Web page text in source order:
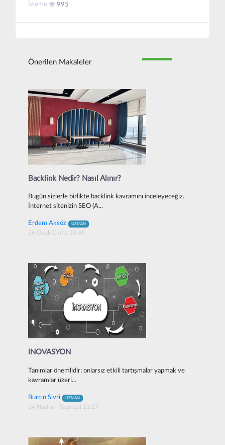
İzleme 995
Önerilen Makaleler
Backlink Nedir? Nasıl Alınır?
Bugün sizlerle birlikte backlink kavramını inceleyeceğiz.
İnternet sitenizin SEO (A...
Erdem Aksöz UZMAN
26 Ocak Cuma 10:40
INOVASYON
Tanımlar önemlidir; onlarsız etkili tartışmalar yapmak ve
kavramlar üzeri...
Burcin Sivri UZMAN
14 Haziran Pazartesi 13:27